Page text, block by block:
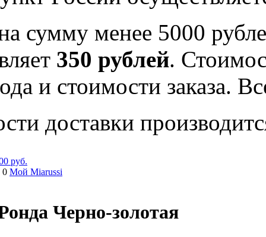
сумму менее 5000
350 рублей.
и стоимости заказа.
доставки
руб.
0 Мой Miarussi
Черно-золотая